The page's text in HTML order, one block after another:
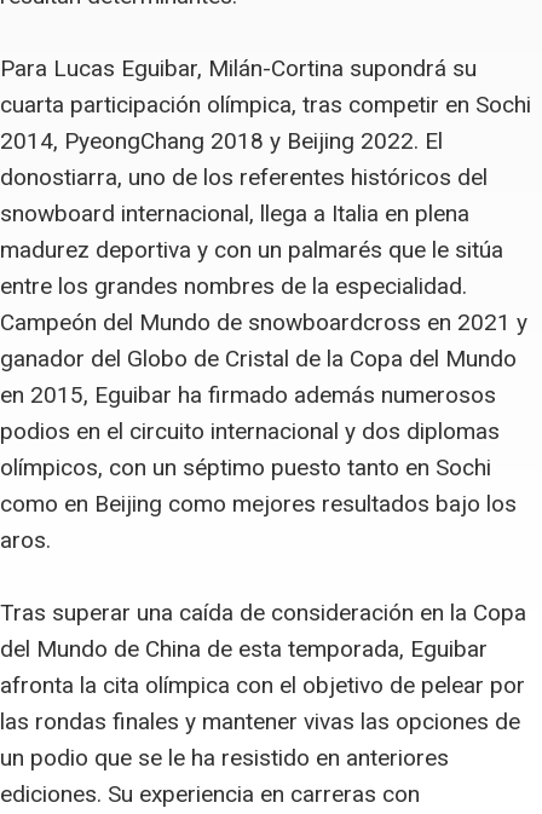
Para Lucas Eguibar, Milán-Cortina supondrá su
cuarta participación olímpica, tras competir en Sochi
2014, PyeongChang 2018 y Beijing 2022. El
donostiarra, uno de los referentes históricos del
snowboard internacional, llega a Italia en plena
madurez deportiva y con un palmarés que le sitúa
entre los grandes nombres de la especialidad.
Campeón del Mundo de snowboardcross en 2021 y
ganador del Globo de Cristal de la Copa del Mundo
en 2015, Eguibar ha firmado además numerosos
podios en el circuito internacional y dos diplomas
olímpicos, con un séptimo puesto tanto en Sochi
como en Beijing como mejores resultados bajo los
aros.
Tras superar una caída de consideración en la Copa
del Mundo de China de esta temporada, Eguibar
afronta la cita olímpica con el objetivo de pelear por
las rondas finales y mantener vivas las opciones de
un podio que se le ha resistido en anteriores
ediciones. Su experiencia en carreras con